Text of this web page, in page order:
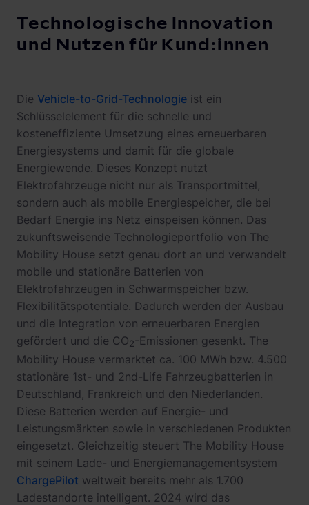
Technologische Innovation
und Nutzen für Kund:innen
Die Vehicle-to-Grid-Technologie ist ein
Schlüsselelement für die schnelle und
kosteneffiziente Umsetzung eines erneuerbaren
Energiesystems und damit für die globale
Energiewende. Dieses Konzept nutzt
Elektrofahrzeuge nicht nur als Transportmittel,
sondern auch als mobile Energiespeicher, die bei
Bedarf Energie ins Netz einspeisen können. Das
zukunftsweisende Technologieportfolio von The
Mobility House setzt genau dort an und verwandelt
mobile und stationäre Batterien von
Elektrofahrzeugen in Schwarmspeicher bzw.
Flexibilitätspotentiale. Dadurch werden der Ausbau
und die Integration von erneuerbaren Energien
gefördert und die CO2-Emissionen gesenkt. The
Mobility House vermarktet ca. 100 MWh bzw. 4.500
stationäre 1st- und 2nd-Life Fahrzeugbatterien in
Deutschland, Frankreich und den Niederlanden.
Diese Batterien werden auf Energie- und
Leistungsmärkten sowie in verschiedenen Produkten
eingesetzt. Gleichzeitig steuert The Mobility House
mit seinem Lade- und Energiemanagementsystem
ChargePilot weltweit bereits mehr als 1.700
Ladestandorte intelligent. 2024 wird das